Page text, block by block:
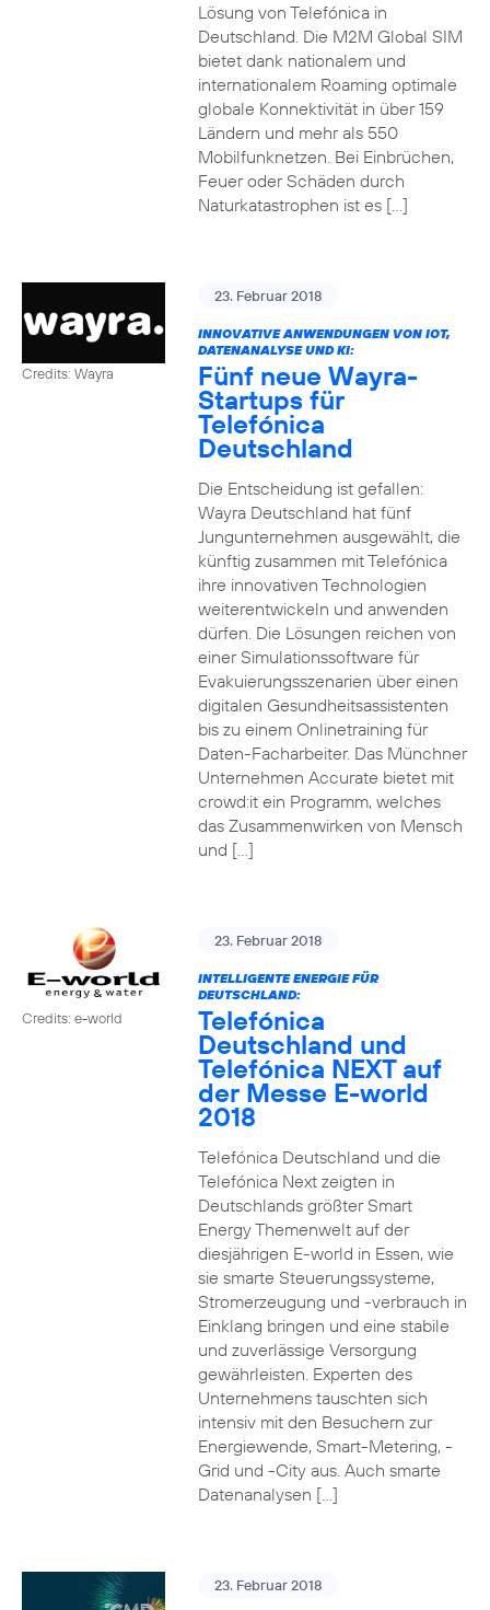
Lösung von Telefónica in
Deutschland. Die M2M Global SIM
bietet dank nationalem und
internationalem Roaming optimale
globale Konnektivität in über 159
Ländern und mehr als 550
Mobilfunknetzen. Bei Einbrüchen,
Feuer oder Schäden durch
Naturkatastrophen ist es […]
Credits: Wayra
23. Februar 2018
INNOVATIVE ANWENDUNGEN VON IOT,
DATENANALYSE UND KI:
Fünf neue Wayra-
Startups für
Telefónica
Deutschland
Die Entscheidung ist gefallen:
Wayra Deutschland hat fünf
Jungunternehmen ausgewählt, die
künftig zusammen mit Telefónica
ihre innovativen Technologien
weiterentwickeln und anwenden
dürfen. Die Lösungen reichen von
einer Simulationssoftware für
Evakuierungsszenarien über einen
digitalen Gesundheitsassistenten
bis zu einem Onlinetraining für
Daten-Facharbeiter. Das Münchner
Unternehmen Accurate bietet mit
crowd:it ein Programm, welches
das Zusammenwirken von Mensch
und […]
Credits: e-world
23. Februar 2018
INTELLIGENTE ENERGIE FÜR
DEUTSCHLAND:
Telefónica
Deutschland und
Telefónica NEXT auf
der Messe E-world
2018
Telefónica Deutschland und die
Telefónica Next zeigten in
Deutschlands größter Smart
Energy Themenwelt auf der
diesjährigen E-world in Essen, wie
sie smarte Steuerungssysteme,
Stromerzeugung und -verbrauch in
Einklang bringen und eine stabile
und zuverlässige Versorgung
gewährleisten. Experten des
Unternehmens tauschten sich
intensiv mit den Besuchern zur
Energiewende, Smart-Metering, -
Grid und -City aus. Auch smarte
Datenanalysen […]
23. Februar 2018